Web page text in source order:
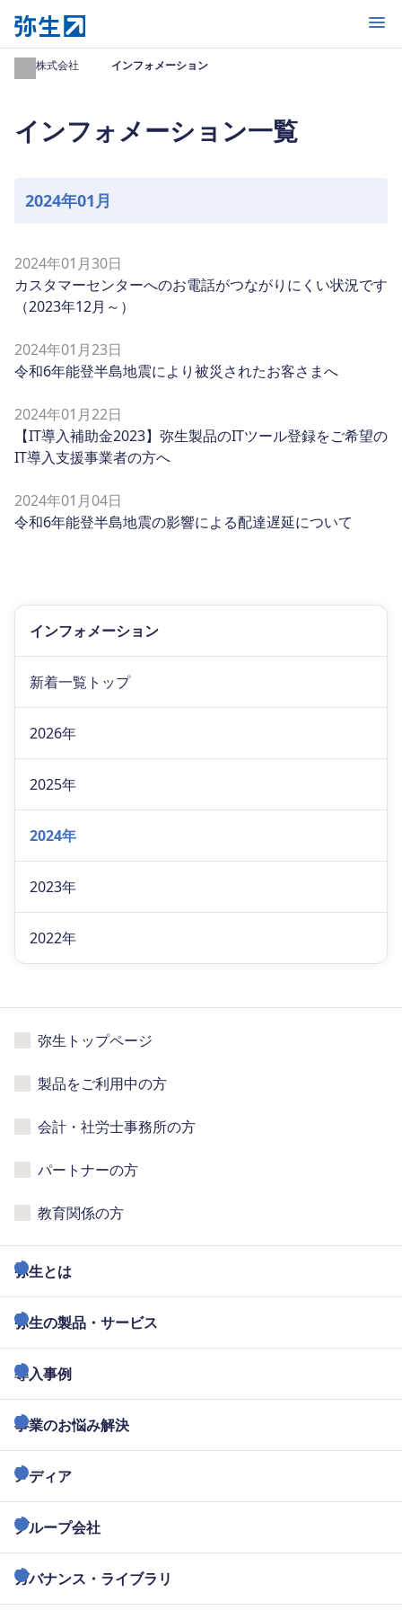
開く
弥生株式会社 インフォメーション
インフォメーション一覧
2024年01月
2024年01月30日
カスタマーセンターへのお電話がつながりにくい状況です
（2023年12月～）
2024年01月23日
令和6年能登半島地震により被災されたお客さまへ
2024年01月22日
【IT導入補助金2023】弥生製品のITツール登録をご希望の
IT導入支援事業者の方へ
2024年01月04日
令和6年能登半島地震の影響による配達遅延について
インフォメーション
新着一覧トップ
2026年
2025年
2024年
2023年
2022年
弥生トップページ
製品をご利用中の方
会計・社労士事務所の方
パートナーの方
教育関係の方
弥生とは
弥生の製品・サービス
導入事例
事業のお悩み解決
メディア
グループ会社
ガバナンス・ライブラリ